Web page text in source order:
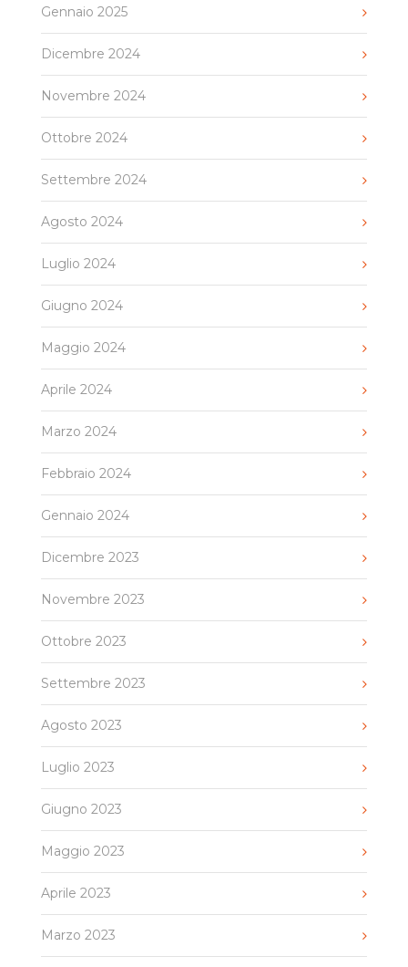
Gennaio 2025
Dicembre 2024
Novembre 2024
Ottobre 2024
Settembre 2024
Agosto 2024
Luglio 2024
Giugno 2024
Maggio 2024
Aprile 2024
Marzo 2024
Febbraio 2024
Gennaio 2024
Dicembre 2023
Novembre 2023
Ottobre 2023
Settembre 2023
Agosto 2023
Luglio 2023
Giugno 2023
Maggio 2023
Aprile 2023
Marzo 2023